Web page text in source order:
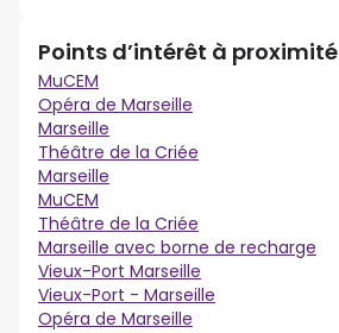
Points d’intérêt à proximité
MuCEM
Opéra de Marseille
Marseille
Théâtre de la Criée
Marseille
MuCEM
Théâtre de la Criée
Marseille avec borne de recharge
Vieux-Port Marseille
Vieux-Port - Marseille
Opéra de Marseille